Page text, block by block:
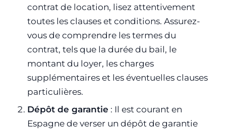
contrat de location, lisez attentivement
toutes les clauses et conditions. Assurez-
vous de comprendre les termes du
contrat, tels que la durée du bail, le
montant du loyer, les charges
supplémentaires et les éventuelles clauses
particulières.
Dépôt de garantie : Il est courant en
Espagne de verser un dépôt de garantie